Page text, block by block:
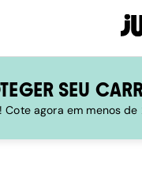
SEU
agora em menos de